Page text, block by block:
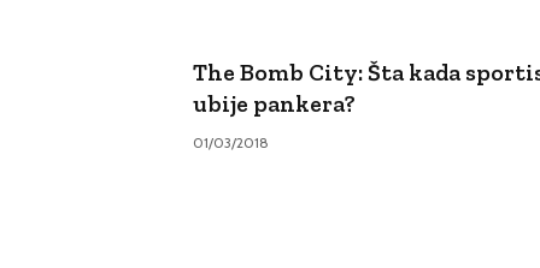
The Bomb City: Šta kada
ubije pankera?
01/03/2018